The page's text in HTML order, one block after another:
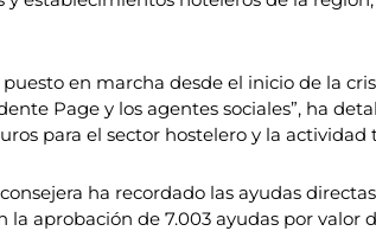
en marcha desde el inicio de la
Page y los agentes sociales”, ha
para el sector hostelero y la
ha recordado las ayudas
aprobación de 7.003 ayudas por valor